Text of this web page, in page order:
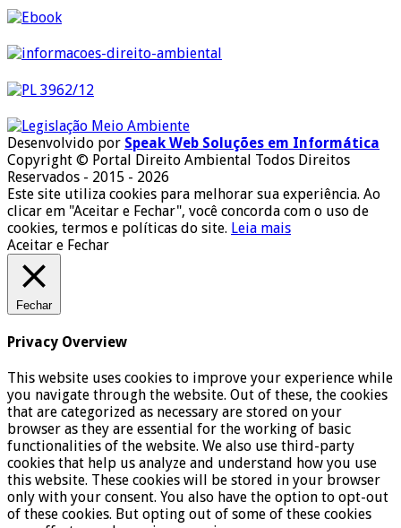
Desenvolvido por Speak Web Soluções em Informática
Copyright © Portal Direito Ambiental Todos Direitos
Reservados - 2015 - 2026
Este site utiliza cookies para melhorar sua experiência. Ao
clicar em "Aceitar e Fechar", você concorda com o uso de
cookies, termos e políticas do site. Leia mais
Aceitar e Fechar
Fechar
Privacy Overview
This website uses cookies to improve your experience while
you navigate through the website. Out of these, the cookies
that are categorized as necessary are stored on your
browser as they are essential for the working of basic
functionalities of the website. We also use third-party
cookies that help us analyze and understand how you use
this website. These cookies will be stored in your browser
only with your consent. You also have the option to opt-out
of these cookies. But opting out of some of these cookies